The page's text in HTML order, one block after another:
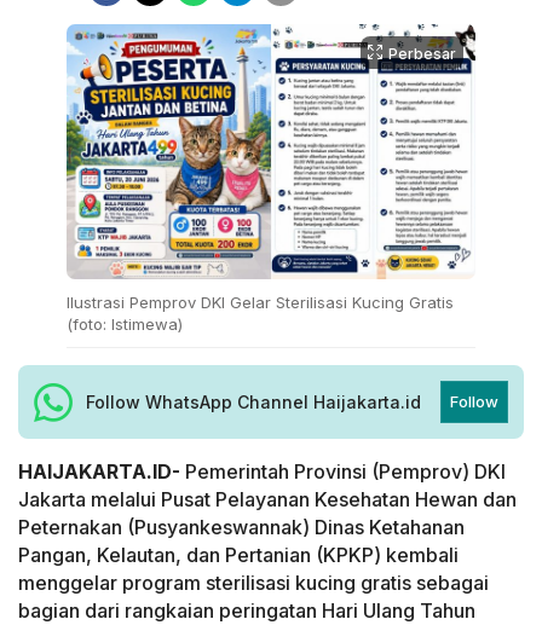
Perbesar
Ilustrasi Pemprov DKI Gelar Sterilisasi Kucing Gratis
(foto: Istimewa)
Follow WhatsApp Channel Haijakarta.id Follow
HAIJAKARTA.ID- Pemerintah Provinsi (Pemprov) DKI
Jakarta melalui Pusat Pelayanan Kesehatan Hewan dan
Peternakan (Pusyankeswannak) Dinas Ketahanan
Pangan, Kelautan, dan Pertanian (KPKP) kembali
menggelar program sterilisasi kucing gratis sebagai
bagian dari rangkaian peringatan Hari Ulang Tahun